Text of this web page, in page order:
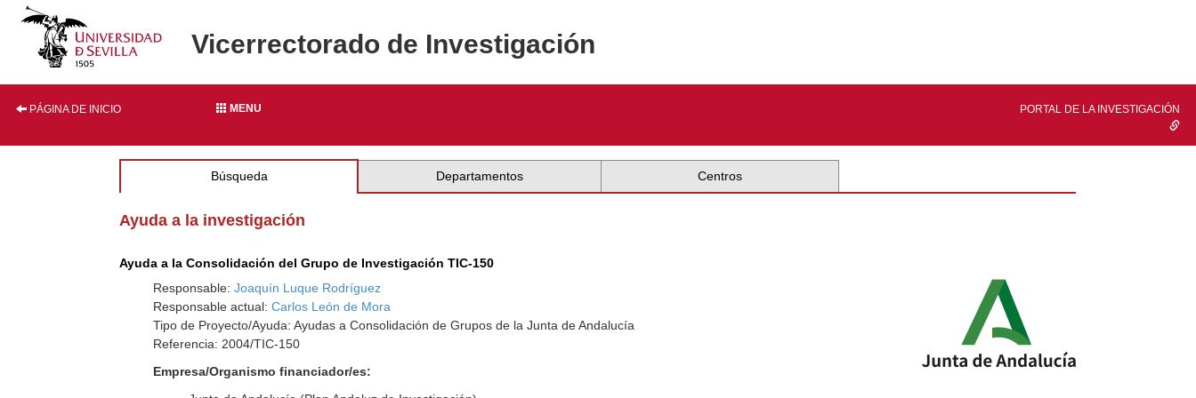
Vicerrectorado de Investigación
PÁGINA DE INICIO MENU PORTAL DE LA INVESTIGACIÓN
Búsqueda Departamentos Centros
Ayuda a la investigación
Ayuda a la Consolidación del Grupo de Investigación TIC-150
Responsable:Joaquín Luque Rodríguez
Responsable actual:Carlos León de Mora
Tipo de Proyecto/Ayuda: Ayudas a Consolidación de Grupos de la Junta de Andalucía
Referencia: 2004/TIC-150
Empresa/Organismo financiador/es: